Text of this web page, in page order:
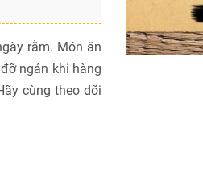
rằm. Món ăn
ngán khi hàng
cùng theo dõi